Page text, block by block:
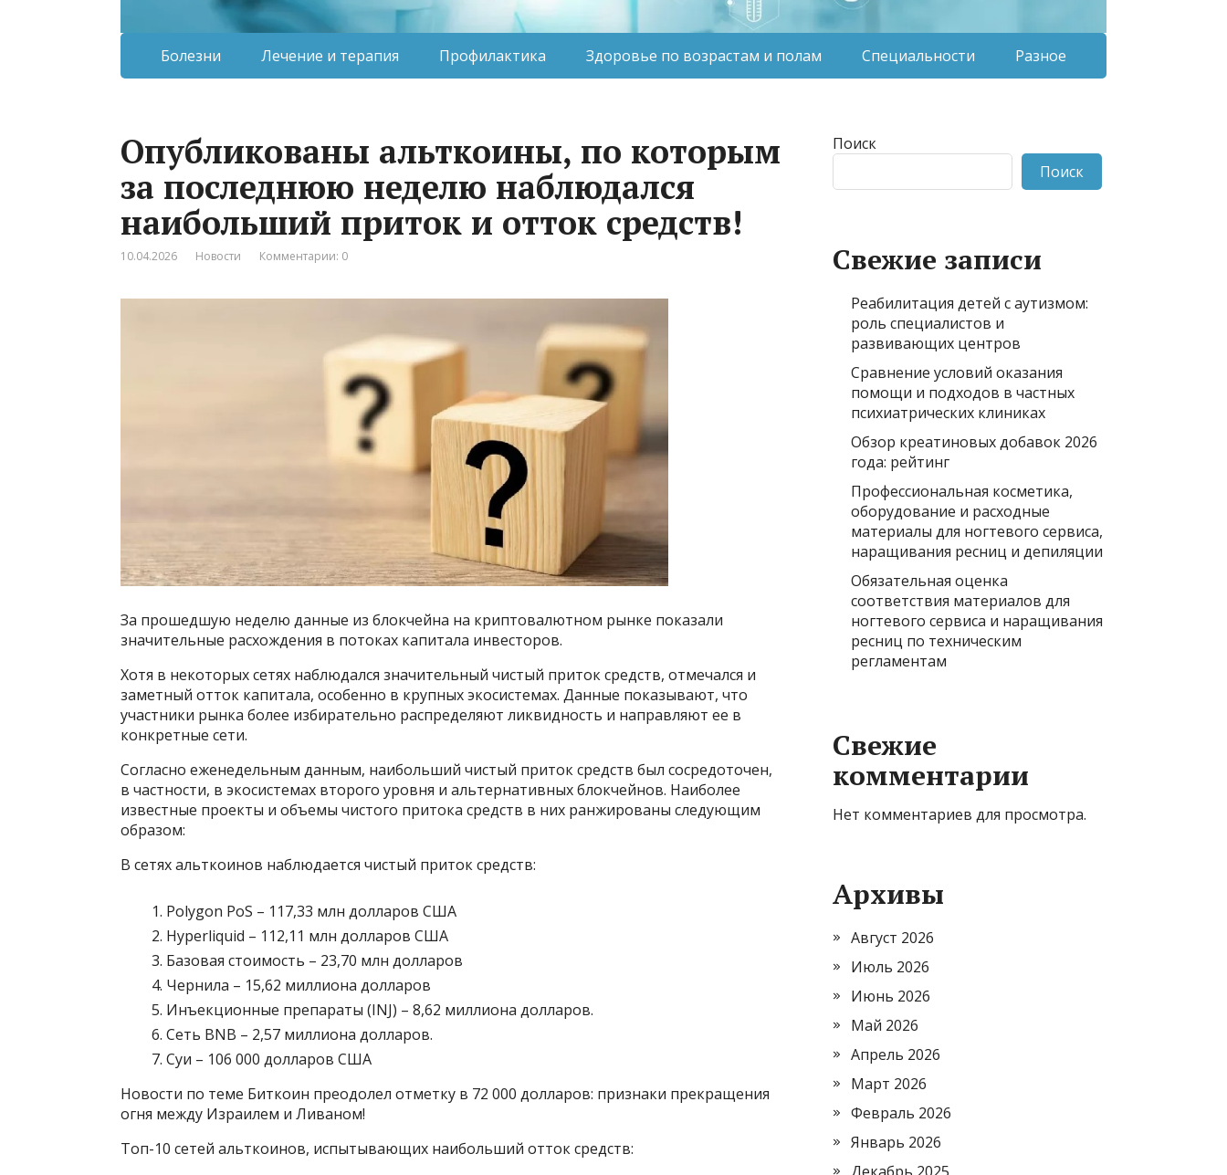
Болезни Лечение и терапия Профилактика Здоровье по возрастам и полам Специальности Разное
Опубликованы альткоины, по которым
за последнюю неделю наблюдался
наибольший приток и отток средств!
10.04.2026 Новости Комментарии: 0
За прошедшую неделю данные из блокчейна на криптовалютном рынке показали
значительные расхождения в потоках капитала инвесторов.
Хотя в некоторых сетях наблюдался значительный чистый приток средств, отмечался и
заметный отток капитала, особенно в крупных экосистемах. Данные показывают, что
участники рынка более избирательно распределяют ликвидность и направляют ее в
конкретные сети.
Согласно еженедельным данным, наибольший чистый приток средств был сосредоточен,
в частности, в экосистемах второго уровня и альтернативных блокчейнов. Наиболее
известные проекты и объемы чистого притока средств в них ранжированы следующим
образом:
В сетях альткоинов наблюдается чистый приток средств:
Polygon PoS – 117,33 млн долларов США
Hyperliquid – 112,11 млн долларов США
Базовая стоимость – 23,70 млн долларов
Чернила – 15,62 миллиона долларов
Инъекционные препараты (INJ) – 8,62 миллиона долларов.
Сеть BNB – 2,57 миллиона долларов.
Суи – 106 000 долларов США
Новости по теме Биткоин преодолел отметку в 72 000 долларов: признаки прекращения
огня между Израилем и Ливаном!
Топ-10 сетей альткоинов, испытывающих наибольший отток средств:
Поиск
Поиск
Свежие записи
Реабилитация детей с аутизмом:
роль специалистов и
развивающих центров
Сравнение условий оказания
помощи и подходов в частных
психиатрических клиниках
Обзор креатиновых добавок 2026
года: рейтинг
Профессиональная косметика,
оборудование и расходные
материалы для ногтевого сервиса,
наращивания ресниц и депиляции
Обязательная оценка
соответствия материалов для
ногтевого сервиса и наращивания
ресниц по техническим
регламентам
Свежие
комментарии
Нет комментариев для просмотра.
Архивы
Август 2026
Июль 2026
Июнь 2026
Май 2026
Апрель 2026
Март 2026
Февраль 2026
Январь 2026